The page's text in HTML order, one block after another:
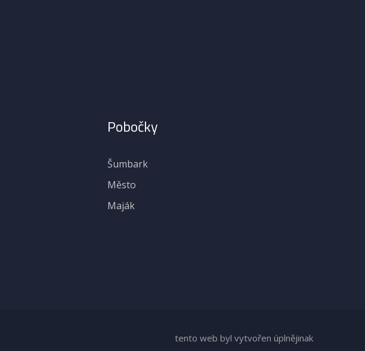
Pobočky
Šumbark
Město
Maják
tento web byl vytvořen úplnějinak